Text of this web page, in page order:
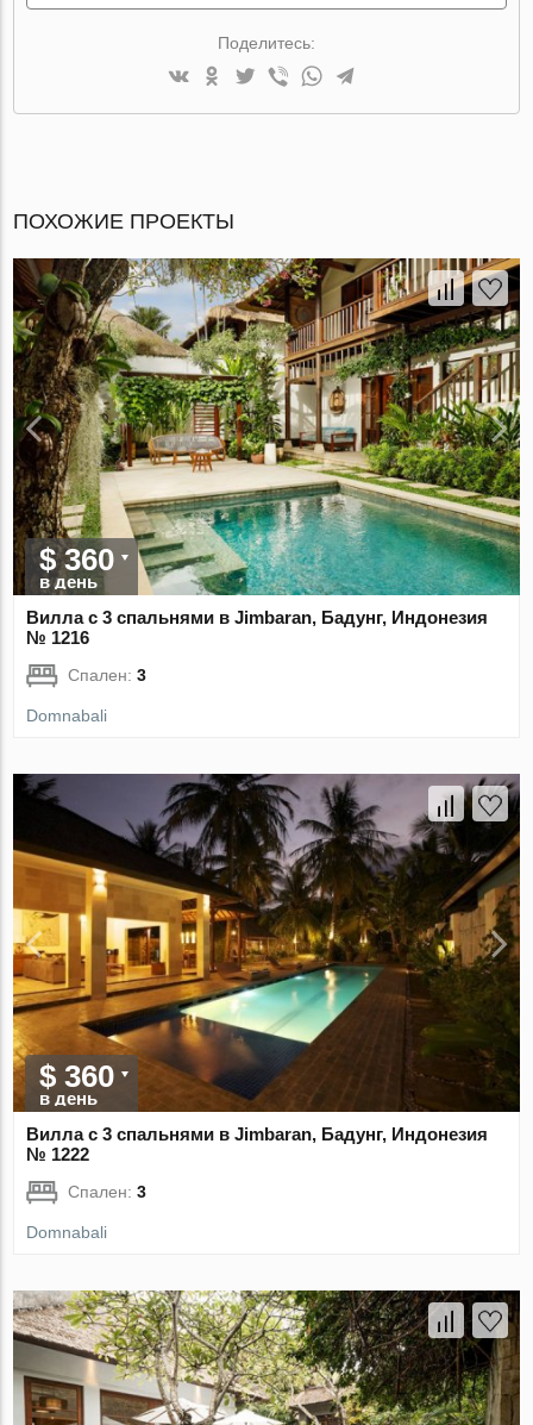
Поделитесь:
ПОХОЖИЕ ПРОЕКТЫ
$ 360
в день
Вилла с 3 спальнями в Jimbaran, Бадунг, Индонезия
№ 1216
Спален:3
Domnabali
$ 360
в день
Вилла с 3 спальнями в Jimbaran, Бадунг, Индонезия
№ 1222
Спален:3
Domnabali